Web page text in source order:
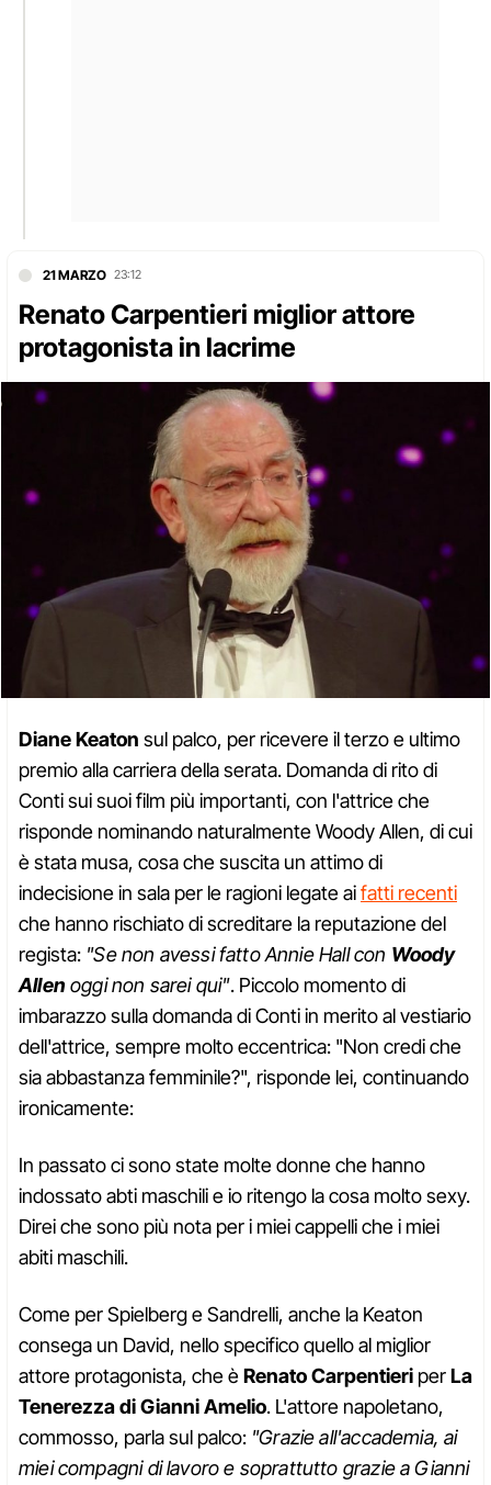
21 MARZO 23:12
Renato Carpentieri miglior attore
protagonista in lacrime
Diane Keaton sul palco, per ricevere il terzo e ultimo
premio alla carriera della serata. Domanda di rito di
Conti sui suoi film più importanti, con l'attrice che
risponde nominando naturalmente Woody Allen, di cui
è stata musa, cosa che suscita un attimo di
indecisione in sala per le ragioni legate aifatti recenti
che hanno rischiato di screditare la reputazione del
regista: "Se non avessi fatto Annie Hall con Woody
Allen oggi non sarei qui". Piccolo momento di
imbarazzo sulla domanda di Conti in merito al vestiario
dell'attrice, sempre molto eccentrica: "Non credi che
sia abbastanza femminile?", risponde lei, continuando
ironicamente:
In passato ci sono state molte donne che hanno
indossato abti maschili e io ritengo la cosa molto sexy.
Direi che sono più nota per i miei cappelli che i miei
abiti maschili.
Come per Spielberg e Sandrelli, anche la Keaton
consega un David, nello specifico quello al miglior
attore protagonista, che èRenato Carpentieri perLa
Tenerezza di Gianni Amelio. L'attore napoletano,
commosso, parla sul palco: "Grazie all'accademia, ai
miei compagni di lavoro e soprattutto grazie a Gianni